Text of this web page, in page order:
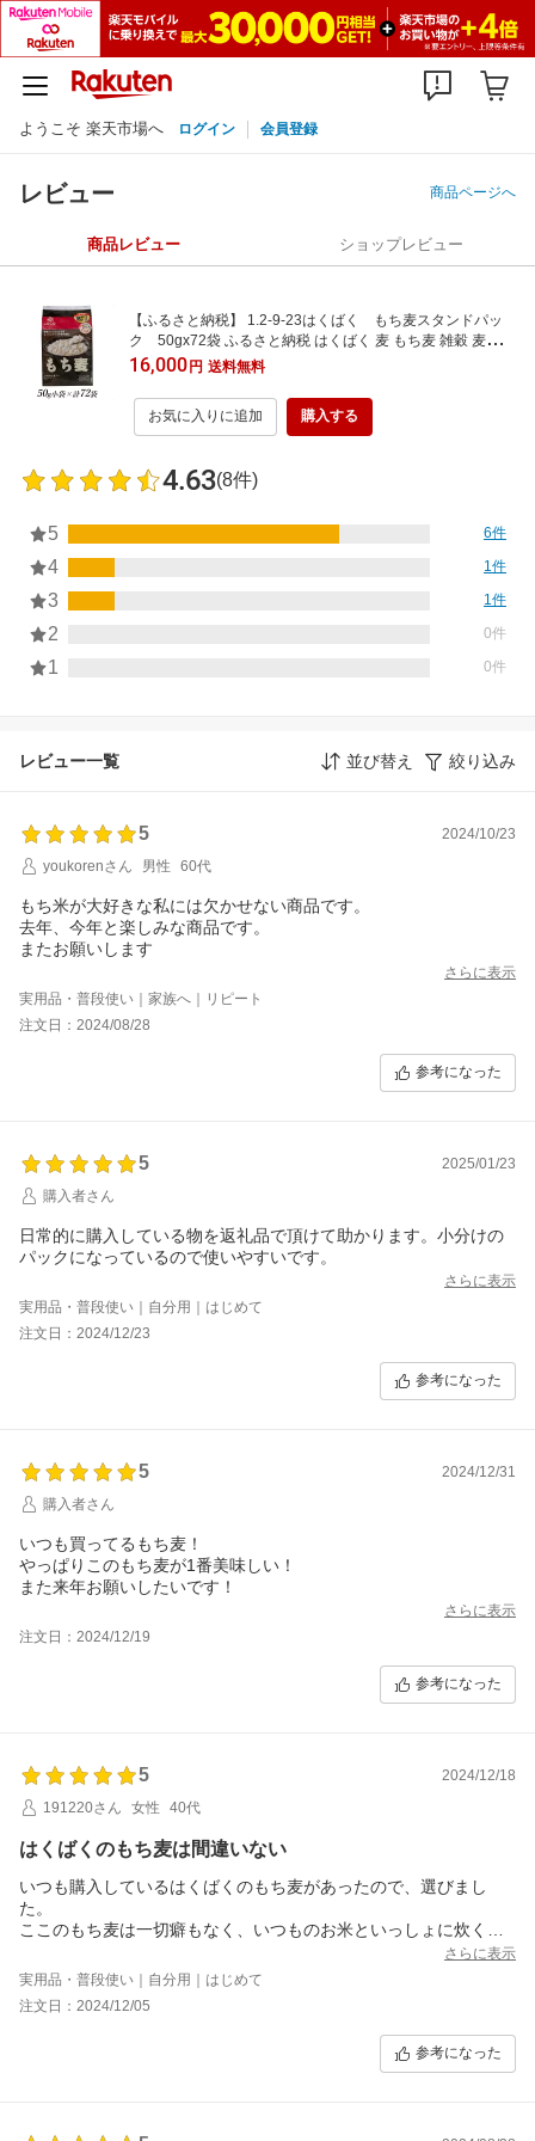
ようこそ 楽天市場へ ログイン 会員登録
レビュー 商品ページへ
商品レビュー ショップレビュー
【ふるさと納税】 1.2-9-23はくばく もち麦スタンドパッ
ク 50gx72袋 ふるさと納税 はくばく 麦 もち麦 雑穀 麦ごは
ん 大麦 おすすめ 山梨県 南アルプス市 送料無料 ALPAN007
16,000円 送料無料
お気に入りに追加 購入する
4.63(8件)
5 6件
4 1件
3 1件
2 0件
1 0件
レビュー一覧 並び替え 絞り込み
5
2024/10/23
youkorenさん
男性 60代
もち米が大好きな私には欠かせない商品です。
去年、今年と楽しみな商品です。
またお願いします
さらに表示
実用品・普段使い｜家族へ｜リピート
注文日：2024/08/28
参考になった
5
2025/01/23
購入者さん
日常的に購入している物を返礼品で頂けて助かります。小分けの
パックになっているので使いやすいです。
さらに表示
実用品・普段使い｜自分用｜はじめて
注文日：2024/12/23
参考になった
5
2024/12/31
購入者さん
いつも買ってるもち麦！
やっぱりこのもち麦が1番美味しい！
また来年お願いしたいです！
さらに表示
注文日：2024/12/19
参考になった
5
2024/12/18
191220さん
女性 40代
はくばくのもち麦は間違いない
いつも購入しているはくばくのもち麦があったので、選びまし
た。
ここのもち麦は一切癖もなく、いつものお米といっしょに炊くだ
けでもちもちした食感も栄養素もアップする優れものです。
ずっと購入し続けてきましたので、これからはふるさと納税でゲ
さらに表示
実用品・普段使い｜自分用｜はじめて
注文日：2024/12/05
参考になった